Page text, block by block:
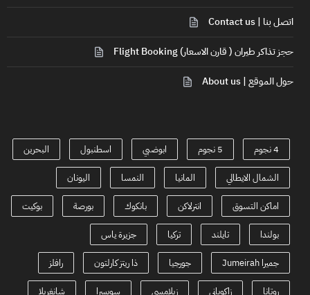
اتصل بنا | Contact us
حجز تذاكر طيران ( قارن الاسعار) Flight Booking
حول الموقع | About us
4 نجوم 5 نجوم ابوضبي اسطنبول البحرين
الشمال الايطالي المانيا النمسا اليونان
اماكن التسوق انترلاكن بانكوك بورصة بوكيت
بولندا تايلند تركيا جزيرة ياس
جميرا Jumeirah جورجيا ذا ريتز كارلتون رافلز
روتانا زاكوباني زيلامسي سويسرا شانغريلا